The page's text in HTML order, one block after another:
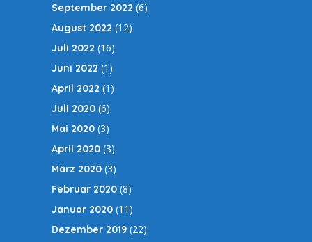
September 2022 (6)
August 2022 (12)
Juli 2022 (16)
Juni 2022 (1)
April 2022 (1)
Juli 2020 (6)
Mai 2020 (3)
April 2020 (3)
März 2020 (3)
Februar 2020 (8)
Januar 2020 (11)
Dezember 2019 (22)